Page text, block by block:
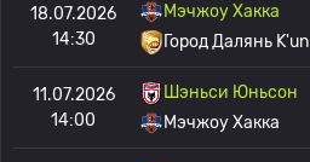
18.07.2026
14:30
Мэчжоу Хакка
Город Далянь K'un
11.07.2026
14:00
Шэньси Юньсон
Мэчжоу Хакка